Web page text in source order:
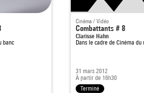
banc
Cinéma / Vidéo
Combattants # 8
Clarisse Hahn
Dans le cadre de Cinéma du
31 mars 2012
À partir de 16h30
Terminé